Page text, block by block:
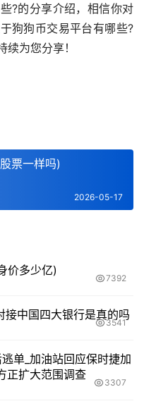
?的分享介绍，相信你对
狗狗币交易平台有哪些?
为您分享！
票一样吗)
2026-05-17
价多少亿)
7392
接中国四大银行是真的吗
3541
单_加油站回应保时捷加
正扩大范围调查
3307